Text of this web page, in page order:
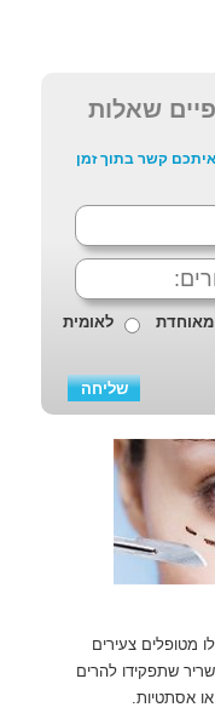
שאלות
קשר בתוך זמן
מאוחדת לאומית
חמורים יוכלו מטופלים צעירים
שתפקידו להרים
אסתטיות.